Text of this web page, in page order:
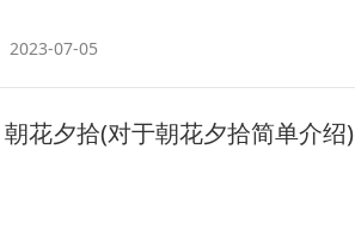
2023-07-05
朝花夕拾(对于朝花夕拾简单介绍)